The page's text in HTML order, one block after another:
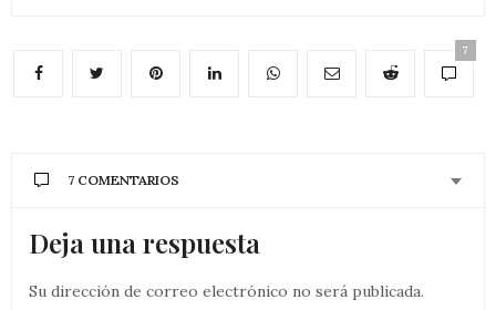
7
7 COMENTARIOS
Deja una respuesta
Su dirección de correo electrónico no será publicada.